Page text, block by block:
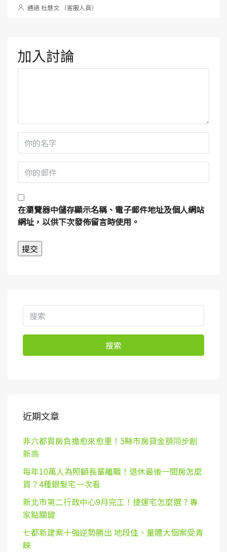
通過 杜慧文 （客服人員）
加入討論
在瀏覽器中儲存顯示名稱、電子郵件地址及個人網站
網址，以供下次發佈留言時使用。
搜索
近期文章
非六都買房負擔愈來愈重！5縣市房貸金額同步創
新高
每年10萬人為照顧長輩離職！退休最後一間房怎麼
買？4種銀髮宅一次看
新北市第二行政中心9月完工！捷運宅怎麼選？專
家點關鍵
七都新建案十強逆勢勝出 地段佳、量體大個案受青
睞